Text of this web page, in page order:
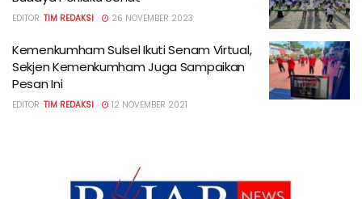
EDITOR: TIM REDAKSI 26 NOVEMBER 2023
Kemenkumham Sulsel Ikuti Senam Virtual,
Sekjen Kemenkumham Juga Sampaikan
Pesan Ini
EDITOR: TIM REDAKSI 12 NOVEMBER 2021